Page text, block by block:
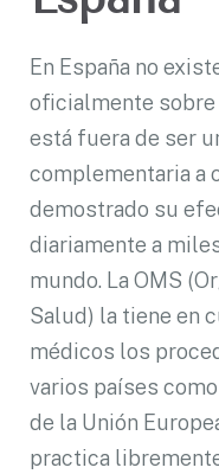
En España no
oficialmente sobre
está fuera de ser
complementaria a
demostrado su
diariamente a
mundo. La OMS
Salud) la tiene en
médicos los
varios países
de la Unión
practica